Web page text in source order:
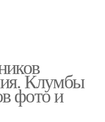
Клумбы
фото и